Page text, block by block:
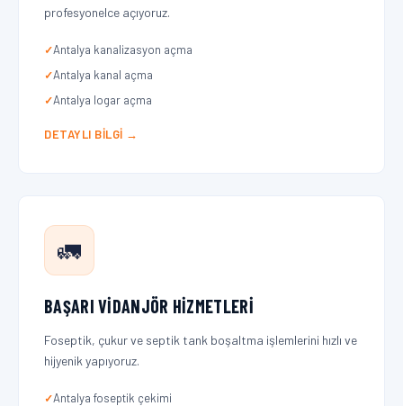
profesyonelce açıyoruz.
Antalya kanalizasyon açma
Antalya kanal açma
Antalya logar açma
DETAYLI BILGI →
🚛
BAŞARI VIDANJÖR HIZMETLERI
Foseptik, çukur ve septik tank boşaltma işlemlerini hızlı ve
hijyenik yapıyoruz.
Antalya foseptik çekimi